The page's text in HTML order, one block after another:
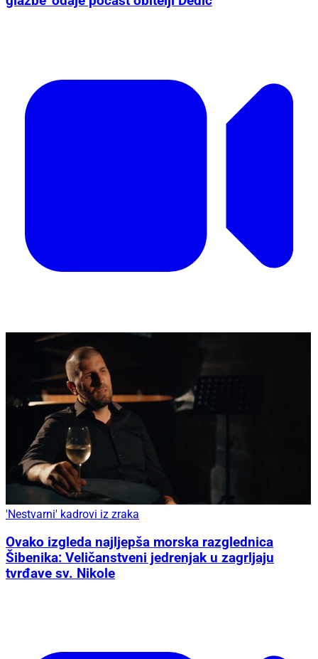
'Nestvarni' kadrovi iz zraka
Ovako izgleda najljepša morska razglednica
Šibenika: Veličanstveni jedrenjak u zagrljaju
tvrđave sv. Nikole